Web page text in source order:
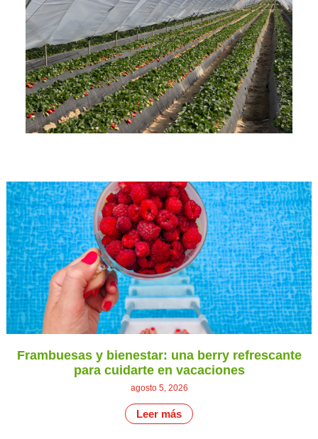
Frambuesas y bienestar: una berry refrescante
para cuidarte en vacaciones
agosto 5, 2026
Leer más